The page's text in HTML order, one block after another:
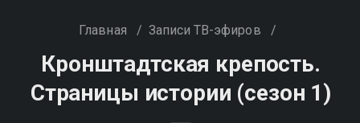
Главная / Записи ТВ-эфиров /
Кронштадтская крепость.
Страницы истории (сезон 1)